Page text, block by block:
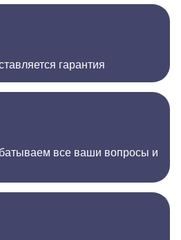
гарантия
все ваши вопросы и